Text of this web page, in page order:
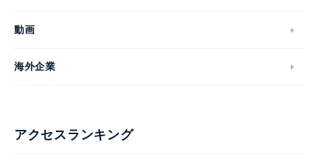
動画
海外企業
アクセスランキング